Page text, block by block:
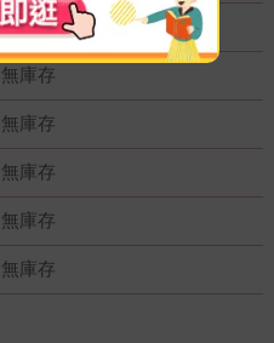
無庫存
無庫存
無庫存
無庫存
無庫存
無庫存